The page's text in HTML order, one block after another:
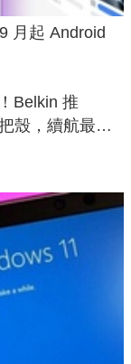
月起 Android
Belkin 推
殼，續航最高